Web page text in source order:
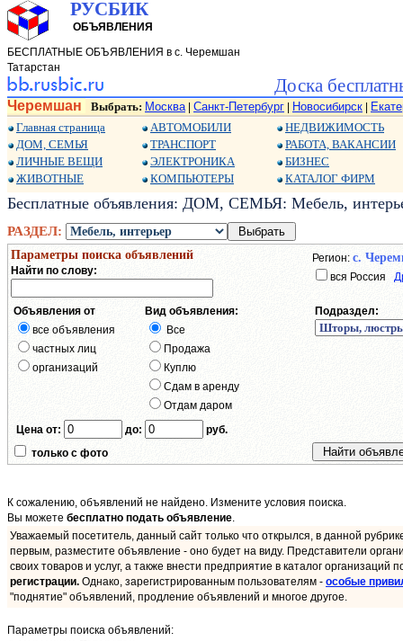
РУСБИК
ОБЪЯВЛЕНИЯ
БЕСПЛАТНЫЕ ОБЪЯВЛЕНИЯ в с. Черемшан
Татарстан
Доска
Черемшан Выбрать: Москва| Санкт-Петербург Новосибирск
Главная страница
ДОМ, СЕМЬЯ
ЛИЧНЫЕ ВЕЩИ
ЖИВОТНЫЕ
АВТОМОБИЛИ
ТРАНСПОРТ
ЭЛЕКТРОНИКА
КОМПЬЮТЕРЫ
НЕДВИЖИМОСТЬ
РАБОТА, ВАКАНСИИ
БИЗНЕС
КАТАЛОГ ФИРМ
Бесплатные объявления: ДОМ, СЕМЬЯ: Мебель,
РАЗДЕЛ:
Параметры поиска объявлений
Найти по слову:
Регион: с.
вся Россия
Объявления от
все объявления
частных лиц
организаций
Вид объявления:
Все
Продажа
Куплю
Сдам в аренду
Отдам даром
Подраздел:
Цена от: до:
руб.
только с фото
К сожалению, объявлений не найдено. Измените условия поиска.
Вы можете бесплатно подать объявление.
Уважаемый посетитель, данный сайт только что открылся, в данной
первым, разместите объявление - оно будет на виду. Представители
своих товаров и услуг, а также внести предприятие в каталог организаций
регистрации. Однако, зарегистрированным пользователям - особые
"поднятие" объявлений, продление объявлений и многое другое.
Параметры поиска объявлений: